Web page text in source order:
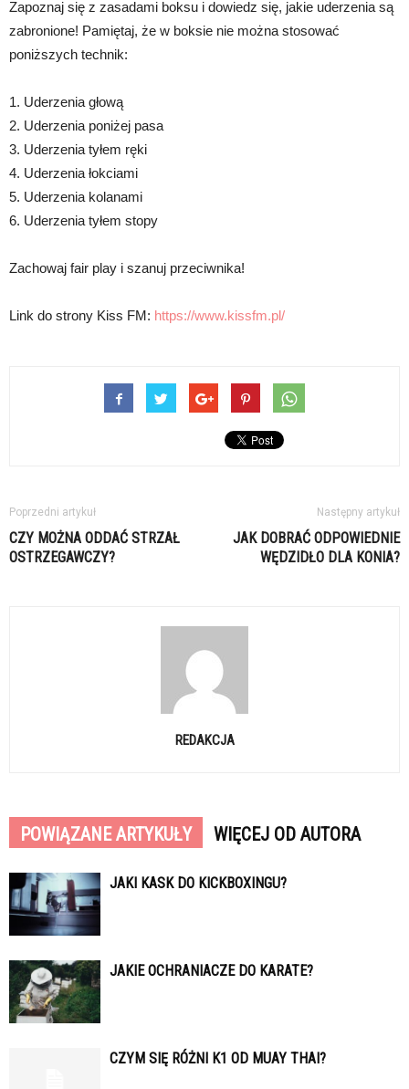
Zapoznaj się z zasadami boksu i dowiedz się, jakie uderzenia są
zabronione! Pamiętaj, że w boksie nie można stosować
poniższych technik:
1. Uderzenia głową
2. Uderzenia poniżej pasa
3. Uderzenia tyłem ręki
4. Uderzenia łokciami
5. Uderzenia kolanami
6. Uderzenia tyłem stopy
Zachowaj fair play i szanuj przeciwnika!
Link do strony Kiss FM: https://www.kissfm.pl/
Poprzedni artykuł
CZY MOŻNA ODDAĆ STRZAŁ
OSTRZEGAWCZY?
Następny artykuł
JAK DOBRAĆ ODPOWIEDNIE
WĘDZIDŁO DLA KONIA?
REDAKCJA
POWIĄZANE ARTYKUŁY WIĘCEJ OD AUTORA
JAKI KASK DO KICKBOXINGU?
JAKIE OCHRANIACZE DO KARATE?
CZYM SIĘ RÓŻNI K1 OD MUAY THAI?